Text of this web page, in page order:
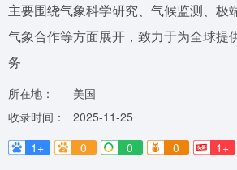
主要围绕气象科学研究、气候监测、极
气象合作等方面展开，致力于为全球提
务
所在地：
美国
收录时间：
2025-11-25
1+
0 0 0 1+